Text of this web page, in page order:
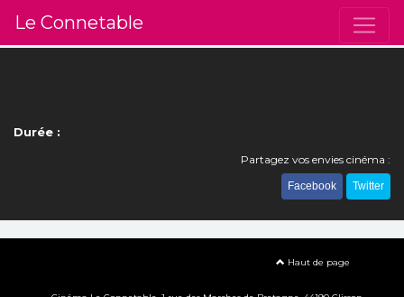
Le Connetable
Durée :
Partagez vos envies cinéma :
Facebook Twitter
Haut de page